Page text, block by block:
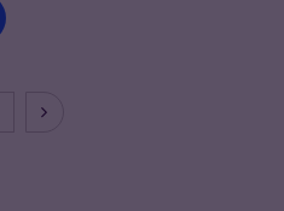
Nächste Seite